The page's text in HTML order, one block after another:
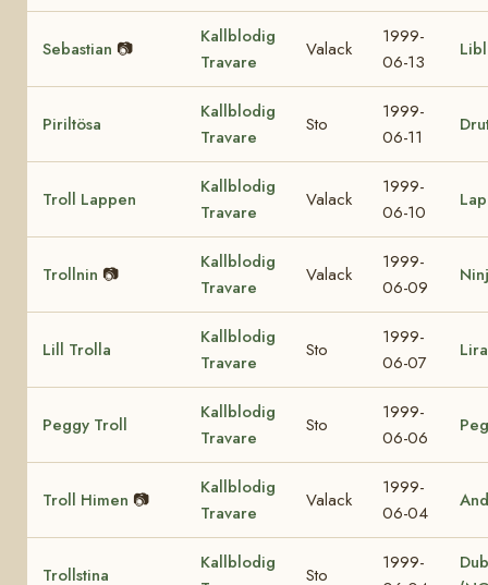
Sebastian 📷
Kallblodig
Travare
Valack
1999-
06-13
Piriltösa
Kallblodig
Travare
Sto
1999-
06-11
Troll Lappen
Kallblodig
Travare
Valack
1999-
06-10
Trollnin 📷
Kallblodig
Travare
Valack
1999-
06-09
Lill Trolla
Kallblodig
Travare
Sto
1999-
06-07
Peggy Troll
Kallblodig
Travare
Sto
1999-
06-06
Troll Himen 📷
Kallblodig
Travare
Valack
1999-
06-04
Trollstina
Kallblodig
Sto
1999-